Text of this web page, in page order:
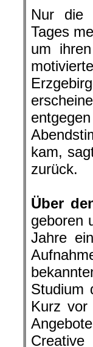
Nur die
Tages
um
kam,
zurück.
Über
geboren
Jahre
Studium
Kurz vor